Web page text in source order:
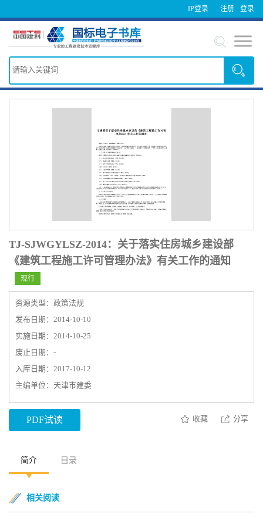
IP登录 登录
注册
TJ-SJWGYLSZ-2014：关于落实住房城乡建设部
《建筑工程施工许可管理办法》有关工作的通知
现行
资源类型：政策法规
发布日期：2014-10-10
实施日期：2014-10-25
废止日期：-
入库日期：2017-10-12
主编单位：天津市建委
PDF试读 收藏 分享
简介 目录
相关阅读